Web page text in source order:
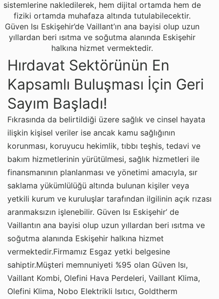
sistemlerine nakledilerek, hem dijital ortamda hem de
fiziki ortamda muhafaza altında tutulabilecektir.
Güven Isı Eskişehir’de Vaillant’ın ana bayisi olup uzun
yıllardan beri ısıtma ve soğutma alanında Eskişehir
halkına hizmet vermektedir.
Hırdavat Sektörünün En
Kapsamlı Buluşması İçin Geri
Sayım Başladı!
Fıkrasında da belirtildiği üzere sağlık ve cinsel hayata
ilişkin kişisel veriler ise ancak kamu sağlığının
korunması, koruyucu hekimlik, tıbbı teşhis, tedavi ve
bakım hizmetlerinin yürütülmesi, sağlık hizmetleri ile
finansmanının planlanması ve yönetimi amacıyla, sır
saklama yükümlülüğü altında bulunan kişiler veya
yetkili kurum ve kuruluşlar tarafından ilgilinin açık rızası
aranmaksızın işlenebilir. Güven Isı Eskişehir’ de
Vaillantın ana bayisi olup uzun yıllardan beri ısıtma ve
soğutma alanında Eskişehir halkına hizmet
vermektedir.Firmamız Esgaz yetki belgesine
sahiptir.Müşteri memnuniyeti %95 olan Güven Isı,
Vaillant Kombi, Olefini Hava Perdeleri, Vaillant Klima,
Olefini Klima, Nobo Elektrikli Isıtıcı, Goldtherm